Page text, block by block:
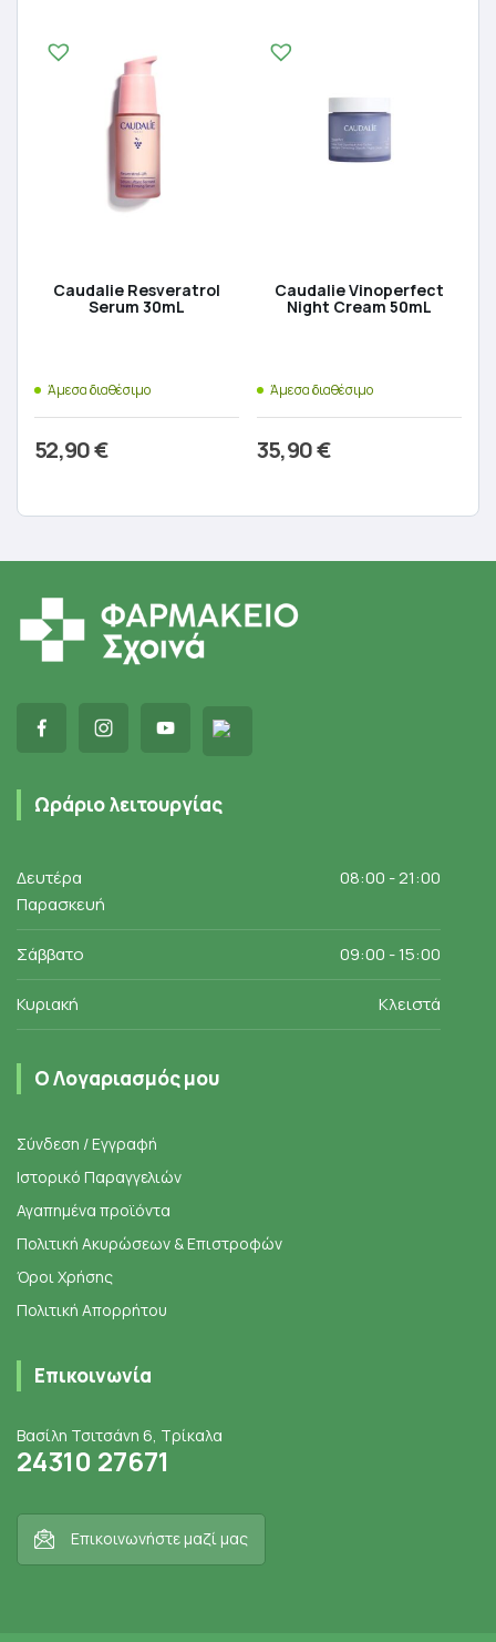
Caudalie Resveratrol
Serum 30mL
Άμεσα διαθέσιμο
52,90€
Caudalie Vinoperfect
Night Cream 50mL
Άμεσα διαθέσιμο
35,90€
Ωράριο λειτουργίας
Δευτέρα
Παρασκευή
08:00 - 21:00
Σάββατο 09:00 - 15:00
Κυριακή Κλειστά
Ο Λογαριασμός μου
Σύνδεση / Εγγραφή
Ιστορικό Παραγγελιών
Αγαπημένα προϊόντα
Πολιτική Ακυρώσεων & Επιστροφών
Όροι Χρήσης
Πολιτική Απορρήτου
Επικοινωνία
Βασίλη Τσιτσάνη 6, Τρίκαλα
24310 27671
Επικοινωνήστε μαζί μας